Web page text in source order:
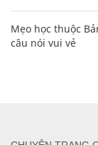
Mẹo học thuộc
câu nói vui vẻ